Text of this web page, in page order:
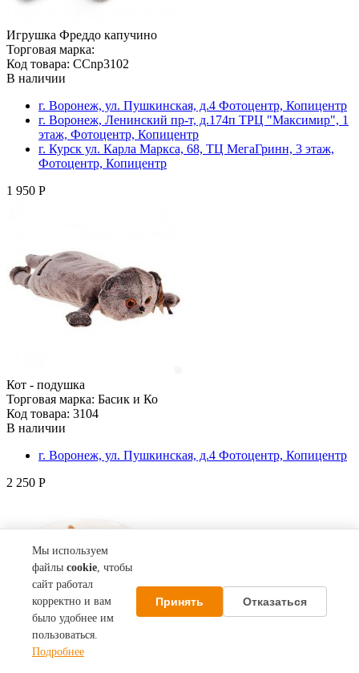
Игрушка Фреддо капучино
Торговая марка:
Код товара: CCnp3102
В наличии
г. Воронеж, ул. Пушкинская, д.4 Фотоцентр, Копицентр
г. Воронеж, Ленинский пр-т, д.174п ТРЦ "Максимир", 1
этаж, Фотоцентр, Копицентр
г. Курск ул. Карла Маркса, 68, ТЦ МегаГринн, 3 этаж,
Фотоцентр, Копицентр
1 950 Р
Кот - подушка
Торговая марка: Басик и Ко
Код товара: 3104
В наличии
г. Воронеж, ул. Пушкинская, д.4 Фотоцентр, Копицентр
2 250 Р
Мы используем
файлы cookie, чтобы
сайт работал
корректно и вам
было удобнее им
пользоваться.
Подробнее
Принять Отказаться